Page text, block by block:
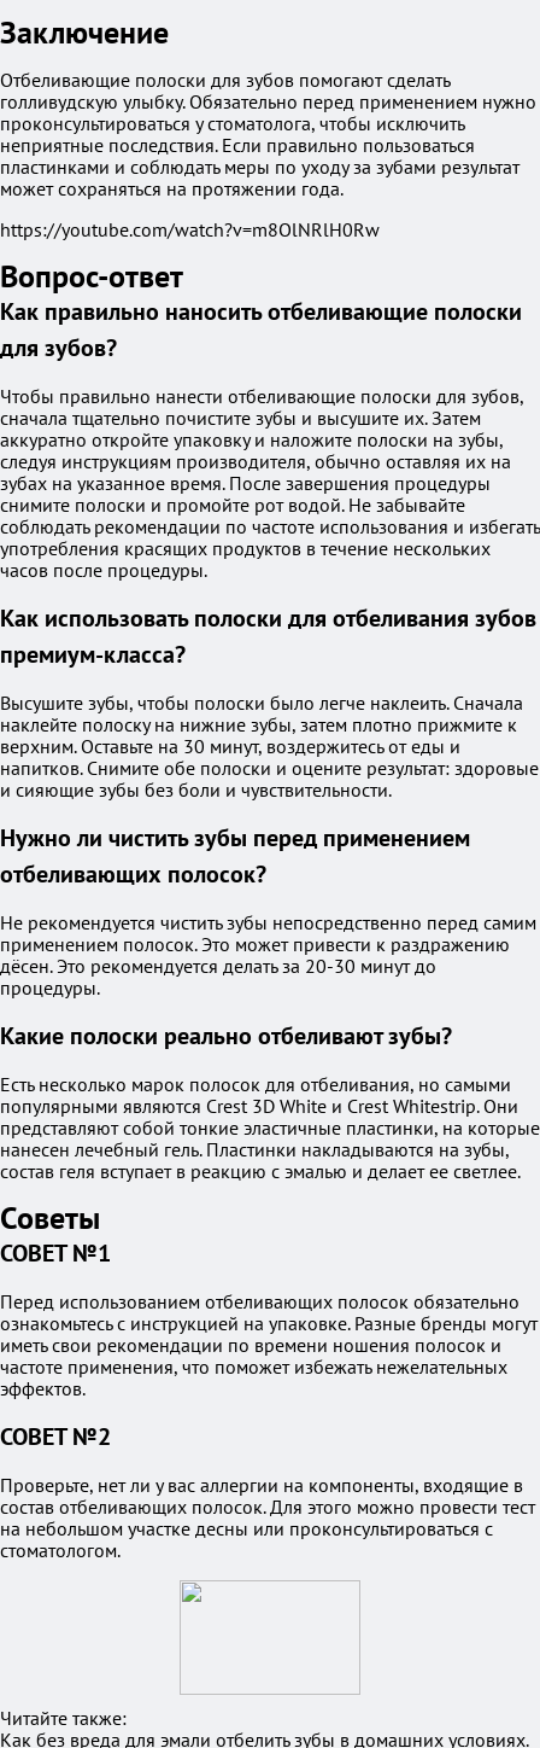
Заключение
Отбеливающие полоски для зубов помогают сделать
голливудскую улыбку. Обязательно перед применением нужно
проконсультироваться у стоматолога, чтобы исключить
неприятные последствия. Если правильно пользоваться
пластинками и соблюдать меры по уходу за зубами результат
может сохраняться на протяжении года.
https://youtube.com/watch?v=m8OlNRlH0Rw
Вопрос-ответ
Как правильно наносить отбеливающие полоски
для зубов?
Чтобы правильно нанести отбеливающие полоски для зубов,
сначала тщательно почистите зубы и высушите их. Затем
аккуратно откройте упаковку и наложите полоски на зубы,
следуя инструкциям производителя, обычно оставляя их на
зубах на указанное время. После завершения процедуры
снимите полоски и промойте рот водой. Не забывайте
соблюдать рекомендации по частоте использования и избегать
употребления красящих продуктов в течение нескольких
часов после процедуры.
Как использовать полоски для отбеливания зубов
премиум-класса?
Высушите зубы, чтобы полоски было легче наклеить. Сначала
наклейте полоску на нижние зубы, затем плотно прижмите к
верхним. Оставьте на 30 минут, воздержитесь от еды и
напитков. Снимите обе полоски и оцените результат: здоровые
и сияющие зубы без боли и чувствительности.
Нужно ли чистить зубы перед применением
отбеливающих полосок?
Не рекомендуется чистить зубы непосредственно перед самим
применением полосок. Это может привести к раздражению
дёсен. Это рекомендуется делать за 20-30 минут до
процедуры.
Какие полоски реально отбеливают зубы?
Есть несколько марок полосок для отбеливания, но самыми
популярными являются Crest 3D White и Crest Whitestrip. Они
представляют собой тонкие эластичные пластинки, на которые
нанесен лечебный гель. Пластинки накладываются на зубы,
состав геля вступает в реакцию с эмалью и делает ее светлее.
Советы
СОВЕТ №1
Перед использованием отбеливающих полосок обязательно
ознакомьтесь с инструкцией на упаковке. Разные бренды могут
иметь свои рекомендации по времени ношения полосок и
частоте применения, что поможет избежать нежелательных
эффектов.
СОВЕТ №2
Проверьте, нет ли у вас аллергии на компоненты, входящие в
состав отбеливающих полосок. Для этого можно провести тест
на небольшом участке десны или проконсультироваться с
стоматологом.
Читайте также:
Как без вреда для эмали отбелить зубы в домашних условиях.